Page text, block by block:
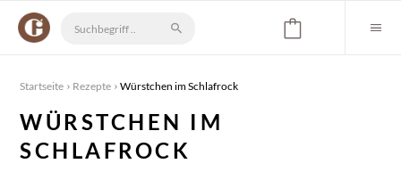
Startseite Rezepte Würstchen im Schlafrock
WÜRSTCHEN IM
SCHLAFROCK